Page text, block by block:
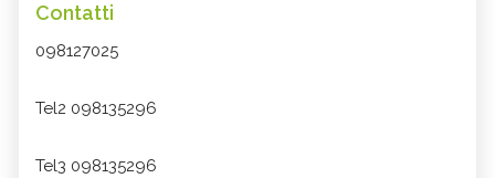
Contatti
098127025
Tel2 098135296
Tel3 098135296